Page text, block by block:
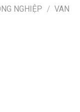
NGHIỆP / VAN